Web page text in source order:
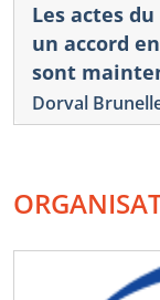
Les actes du
un accord
sont
Dorval